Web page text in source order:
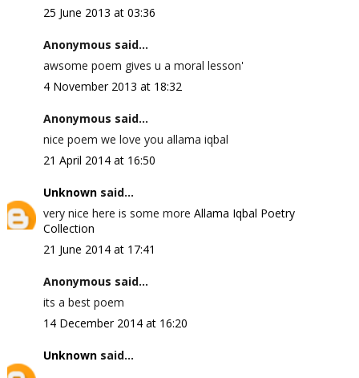
25 June 2013 at 03:36
Anonymous said...
awsome poem gives u a moral lesson'
4 November 2013 at 18:32
Anonymous said...
nice poem we love you allama iqbal
21 April 2014 at 16:50
Unknownsaid...
very nice here is some more Allama Iqbal Poetry
Collection
21 June 2014 at 17:41
Anonymous said...
its a best poem
14 December 2014 at 16:20
Unknownsaid...